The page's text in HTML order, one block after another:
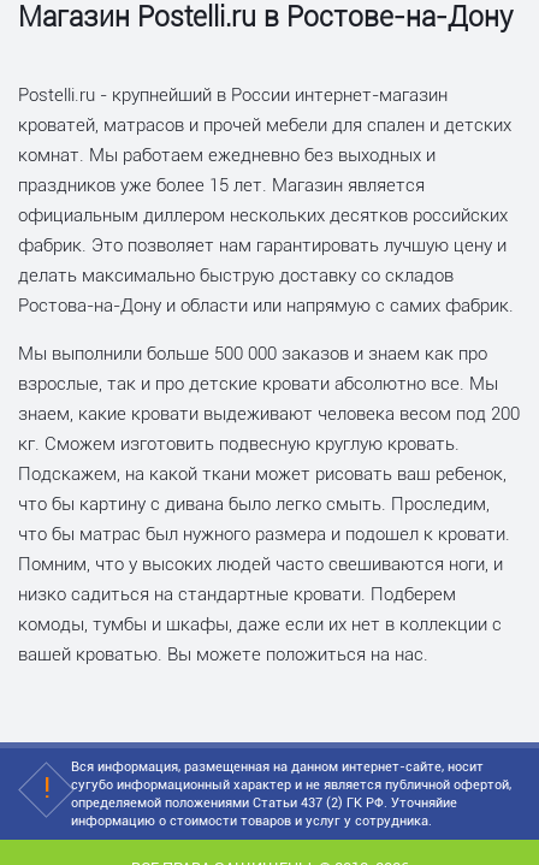
Магазин Postelli.ru в Ростове-на-Дону
Postelli.ru - крупнейший в России интернет-магазин
кроватей, матрасов и прочей мебели для спален и детских
комнат. Мы работаем ежедневно без выходных и
праздников уже более 15 лет. Магазин является
официальным диллером нескольких десятков российских
фабрик. Это позволяет нам гарантировать лучшую цену и
делать максимально быструю доставку со складов
Ростова-на-Дону и области или напрямую с самих фабрик.
Мы выполнили больше 500 000 заказов и знаем как про
взрослые, так и про детские кровати абсолютно все. Мы
знаем, какие кровати выдеживают человека весом под 200
кг. Сможем изготовить подвесную круглую кровать.
Подскажем, на какой ткани может рисовать ваш ребенок,
что бы картину с дивана было легко смыть. Проследим,
что бы матрас был нужного размера и подошел к кровати.
Помним, что у высоких людей часто свешиваются ноги, и
низко садиться на стандартные кровати. Подберем
комоды, тумбы и шкафы, даже если их нет в коллекции с
вашей кроватью. Вы можете положиться на нас.
Вся информация, размещенная на данном интернет-сайте, носит
сугубо информационный характер и не является публичной офертой,
определяемой положениями Статьи 437 (2) ГК РФ. Уточняйие
информацию о стоимости товаров и услуг у сотрудника.